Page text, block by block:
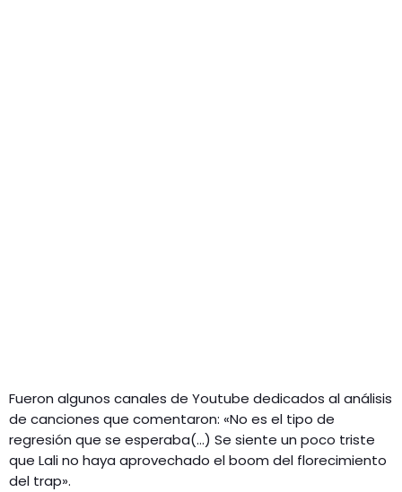
Fueron algunos canales de Youtube dedicados al análisis
de canciones que comentaron: «No es el tipo de
regresión que se esperaba(…) Se siente un poco triste
que Lali no haya aprovechado el boom del florecimiento
del trap».